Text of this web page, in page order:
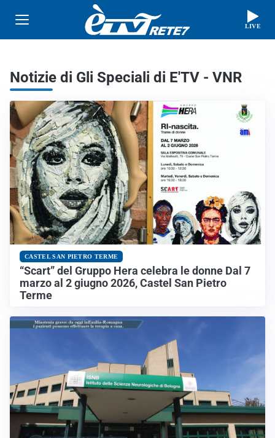
LIVE
Notizie di Gli Speciali di E'TV - VNR
CASTEL SAN PIETRO TERME
“Scart” del Gruppo Hera celebra le donne Dal 7
marzo al 2 giugno 2026, Castel San Pietro
Terme